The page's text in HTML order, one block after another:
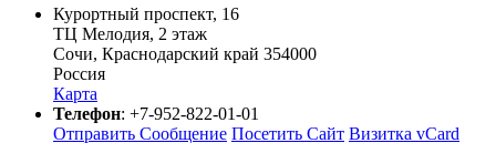
Курортный проспект, 16
ТЦ Мелодия, 2 этаж
Сочи, Краснодарский край 354000
Россия
Карта
Телефон: +7-952-822-01-01
Отправить Сообщение Посетить Сайт Визитка vCard